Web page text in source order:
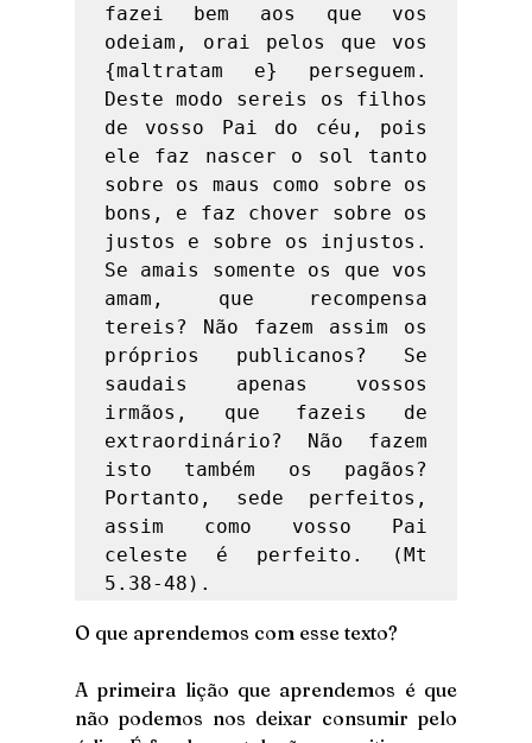
fazei bem aos que vos
odeiam, orai pelos que vos
{maltratam e} perseguem.
Deste modo sereis os filhos
de vosso Pai do céu, pois
ele faz nascer o sol tanto
sobre os maus como sobre os
bons, e faz chover sobre os
justos e sobre os injustos.
Se amais somente os que vos
amam, que recompensa
tereis? Não fazem assim os
próprios publicanos? Se
saudais apenas vossos
irmãos, que fazeis de
extraordinário? Não fazem
isto também os pagãos?
Portanto, sede perfeitos,
assim como vosso Pai
celeste é perfeito. (Mt
5.38-48).
O que aprendemos com esse texto?
A primeira lição que aprendemos é que
não podemos nos deixar consumir pelo